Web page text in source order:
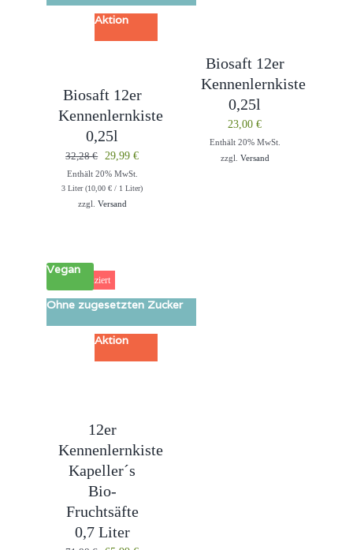
Aktion
Biosaft 12er
Kennenlernkiste
0,25l
32,28€
Ursprünglicher
Preis
war:
29,99€Aktueller
ist:
Enthält 20% MwSt.
3 Liter (10,00€ / 1 Liter)
zzgl. Versand
Biosaft 12er
Kennenlernkiste
0,25l
23,00€
Enthält 20% MwSt.
zzgl. Versand
8% reduziert
Vegan
Ohne zugesetzten Zucker
Aktion
12er
Kennenlernkiste
Kapeller´s
Bio-
Fruchtsäfte
0,7 Liter